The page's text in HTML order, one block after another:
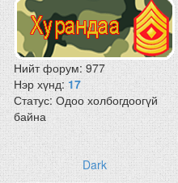
Нийт форум:977
Нэр хүнд:17
Статус:Одоо холбогдоогүй
байна
Dark